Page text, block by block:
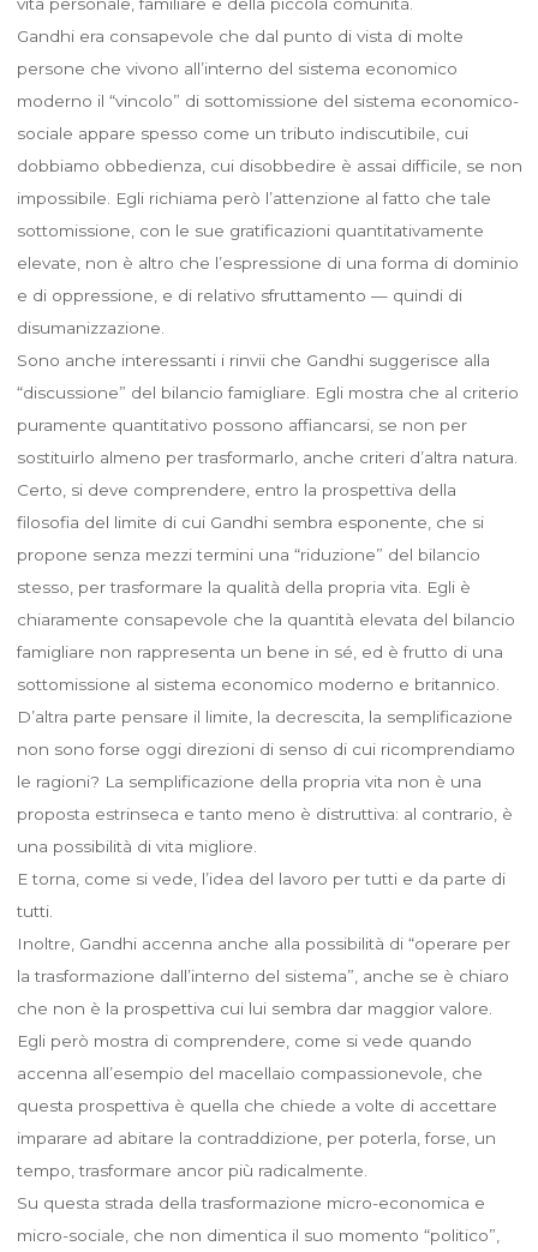
Gandhi era consapevole che dal punto di vista di molte
persone che vivono all’interno del sistema economico
moderno il “vincolo” di sottomissione del sistema economico-
sociale appare spesso come un tributo indiscutibile, cui
dobbiamo obbedienza, cui disobbedire è assai difficile, se non
impossibile. Egli richiama però l’attenzione al fatto che tale
sottomissione, con le sue gratificazioni quantitativamente
elevate, non è altro che l’espressione di una forma di dominio
e di oppressione, e di relativo sfruttamento — quindi di
disumanizzazione.
Sono anche interessanti i rinvii che Gandhi suggerisce alla
“discussione” del bilancio famigliare. Egli mostra che al criterio
puramente quantitativo possono affiancarsi, se non per
sostituirlo almeno per trasformarlo, anche criteri d’altra natura.
Certo, si deve comprendere, entro la prospettiva della
filosofia del limite di cui Gandhi sembra esponente, che si
propone senza mezzi termini una “riduzione” del bilancio
stesso, per trasformare la qualità della propria vita. Egli è
chiaramente consapevole che la quantità elevata del bilancio
famigliare non rappresenta un bene in sé, ed è frutto di una
sottomissione al sistema economico moderno e britannico.
D’altra parte pensare il limite, la decrescita, la semplificazione
non sono forse oggi direzioni di senso di cui ricomprendiamo
le ragioni? La semplificazione della propria vita non è una
proposta estrinseca e tanto meno è distruttiva: al contrario, è
una possibilità di vita migliore.
E torna, come si vede, l’idea del lavoro per tutti e da parte di
tutti.
Inoltre, Gandhi accenna anche alla possibilità di “operare per
la trasformazione dall’interno del sistema”, anche se è chiaro
che non è la prospettiva cui lui sembra dar maggior valore.
Egli però mostra di comprendere, come si vede quando
accenna all’esempio del macellaio compassionevole, che
questa prospettiva è quella che chiede a volte di accettare
imparare ad abitare la contraddizione, per poterla, forse, un
tempo, trasformare ancor più radicalmente.
Su questa strada della trasformazione micro-economica e
micro-sociale, che non dimentica il suo momento “politico”,